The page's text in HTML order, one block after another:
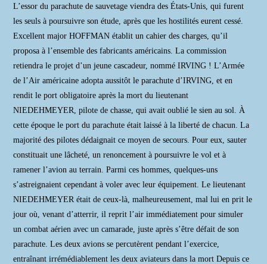
L’essor du parachute de sauvetage viendra des États-Unis, qui furent
les seuls à poursuivre son étude, après que les hostilités eurent cessé.
Excellent major HOFFMAN établit un cahier des charges, qu’il
proposa à l’ensemble des fabricants américains. La commission
retiendra le projet d’un jeune cascadeur, nommé IRVING ! L’Armée
de l’Air américaine adopta aussitôt le parachute d’IRVING, et en
rendit le port obligatoire après la mort du lieutenant
NIEDEHMEYER, pilote de chasse, qui avait oublié le sien au sol. À
cette époque le port du parachute était laissé à la liberté de chacun. La
majorité des pilotes dédaignait ce moyen de secours. Pour eux, sauter
constituait une lâcheté, un renoncement à poursuivre le vol et à
ramener l’avion au terrain. Parmi ces hommes, quelques-uns
s’astreignaient cependant à voler avec leur équipement. Le lieutenant
NIEDEHMEYER était de ceux-là, malheureusement, mal lui en prit le
jour où, venant d’atterrir, il reprit l’air immédiatement pour simuler
un combat aérien avec un camarade, juste après s’être défait de son
parachute. Les deux avions se percutèrent pendant l’exercice,
entraînant irrémédiablement les deux aviateurs dans la mort Depuis ce